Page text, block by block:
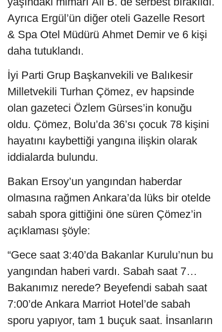
Ayrıca Ergül’ün diğer oteli Gazelle Resort
& Spa Otel Müdürü Ahmet Demir ve 6 kişi
daha tutuklandı.
İyi Parti Grup Başkanvekili ve Balıkesir
Milletvekili Turhan Çömez, ev hapsinde
olan gazeteci Özlem Gürses’in konuğu
oldu. Çömez, Bolu’da 36’sı çocuk 78 kişini
hayatını kaybettiği yangına ilişkin olarak
iddialarda bulundu.
Bakan Ersoy’un yangından haberdar
olmasına rağmen Ankara’da lüks bir otelde
sabah spora gittiğini öne süren Çömez’in
açıklaması şöyle:
“Gece saat 3:40’da Bakanlar Kurulu’nun bu
yangından haberi vardı. Sabah saat 7…
Bakanımız nerede? Beyefendi sabah saat
7:00’de Ankara Marriot Hotel’de sabah
sporu yapıyor, tam 1 buçuk saat. İnsanların